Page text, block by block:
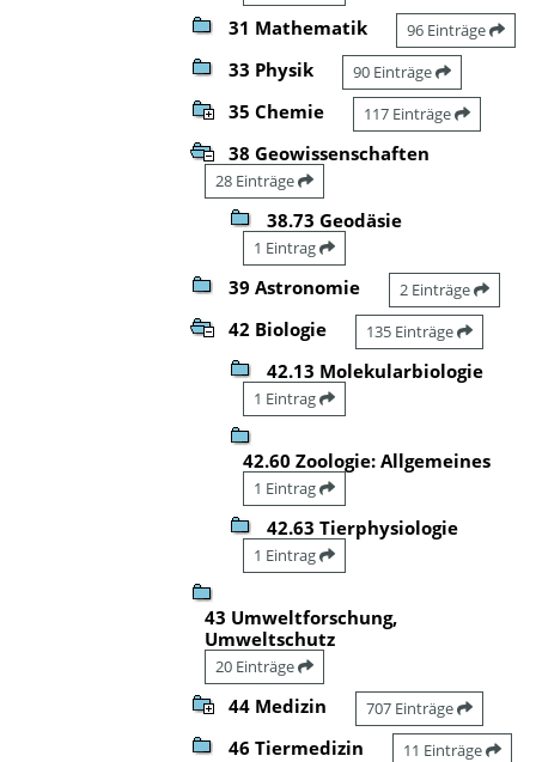
31 Mathematik 96 Einträge
33 Physik 90 Einträge
35 Chemie 117 Einträge
38 Geowissenschaften
28 Einträge
38.73 Geodäsie
1 Eintrag
39 Astronomie 2 Einträge
42 Biologie 135 Einträge
42.13 Molekularbiologie
1 Eintrag
42.60 Zoologie: Allgemeines
1 Eintrag
42.63 Tierphysiologie
1 Eintrag
43 Umweltforschung,
Umweltschutz
20 Einträge
44 Medizin 707 Einträge
46 Tiermedizin 11 Einträge